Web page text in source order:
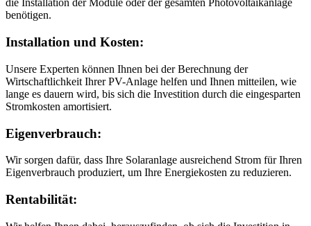
die Installation der Module oder der gesamten Photovoltaikanlage
benötigen.
Installation und Kosten:
Unsere Experten können Ihnen bei der Berechnung der
Wirtschaftlichkeit Ihrer PV-Anlage helfen und Ihnen mitteilen, wie
lange es dauern wird, bis sich die Investition durch die eingesparten
Stromkosten amortisiert.
Eigenverbrauch:
Wir sorgen dafür, dass Ihre Solaranlage ausreichend Strom für Ihren
Eigenverbrauch produziert, um Ihre Energiekosten zu reduzieren.
Rentabilität: